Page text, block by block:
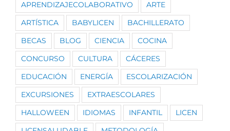
APRENDIZAJECOLABORATIVO ARTE
ARTÍSTICA BABYLICEN BACHILLERATO
BECAS BLOG CIENCIA COCINA
CONCURSO CULTURA CÁCERES
EDUCACIÓN ENERGÍA ESCOLARIZACIÓN
EXCURSIONES EXTRAESCOLARES
HALLOWEEN IDIOMAS INFANTIL LICEN